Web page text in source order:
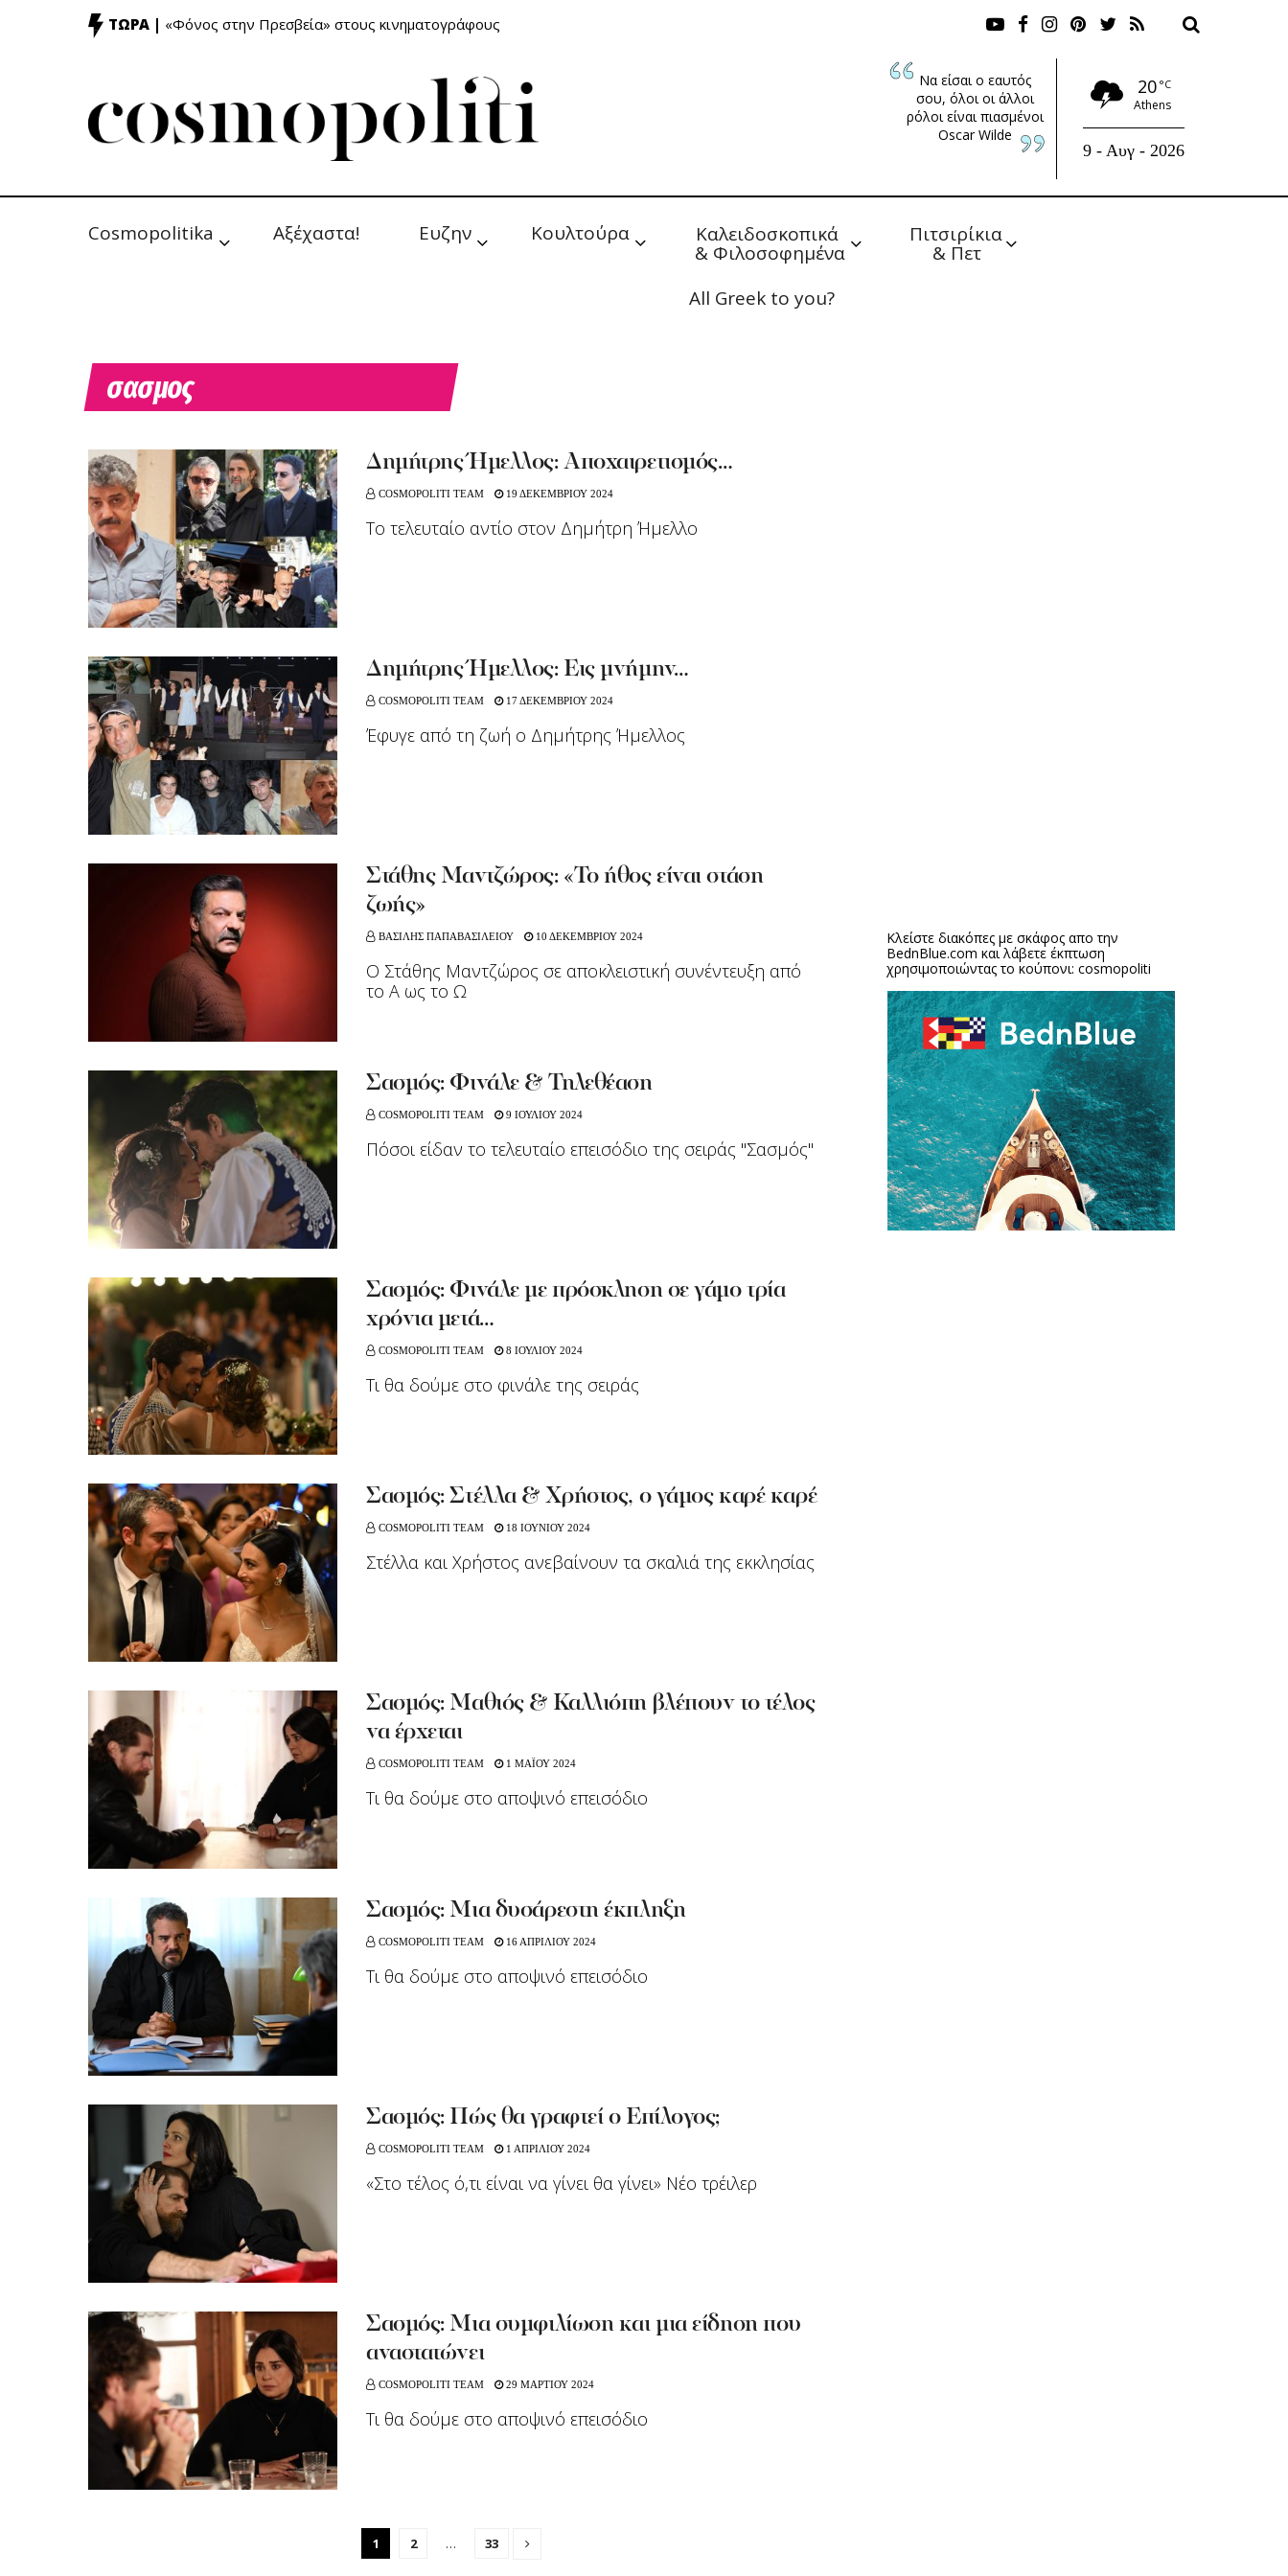
ΤΩΡΑ | «Φόνος στην Πρεσβεία» στους κινηματογράφους
Να είσαι ο εαυτός
σου, όλοι οι άλλοι
ρόλοι είναι πιασμένοι
Oscar Wilde
20 °C
Athens
9 - Αυγ - 2026
Cosmopolitika Αξέχαστα! Ευζην Κουλτούρα Καλειδοσκοπικά
& Φιλοσοφημένα
Πιτσιρίκια
& Πετ
All Greek to you?
σασμος
Δημήτρης Ήμελλος: Αποχαιρετισμός…
COSMOPOLITI TEAM 19 ΔΕΚΕΜΒΡΙΟΥ 2024
To τελευταίο αντίο στον Δημήτρη Ήμελλο
Δημήτρης Ήμελλος: Εις μνήμην…
COSMOPOLITI TEAM 17 ΔΕΚΕΜΒΡΙΟΥ 2024
Έφυγε από τη ζωή ο Δημήτρης Ήμελλος
Στάθης Μαντζώρος: «Το ήθος είναι στάση
ζωής»
ΒΑΣΙΛΗΣ ΠΑΠΑΒΑΣΙΛΕΙΟΥ 10 ΔΕΚΕΜΒΡΙΟΥ 2024
O Στάθης Μαντζώρος σε αποκλειστική συνέντευξη από
το Α ως το Ω
Σασμός: Φινάλε & Τηλεθέαση
COSMOPOLITI TEAM 9 ΙΟΥΛΙΟΥ 2024
Πόσοι είδαν το τελευταίο επεισόδιο της σειράς "Σασμός"
Σασμός: Φινάλε με πρόσκληση σε γάμο τρία
χρόνια μετά…
COSMOPOLITI TEAM 8 ΙΟΥΛΙΟΥ 2024
Tι θα δούμε στο φινάλε της σειράς
Σασμός: Στέλλα & Χρήστος, ο γάμος καρέ καρέ
COSMOPOLITI TEAM 18 ΙΟΥΝΙΟΥ 2024
Στέλλα και Χρήστος ανεβαίνουν τα σκαλιά της εκκλησίας
Σασμός: Μαθιός & Καλλιόπη βλέπουν το τέλος
να έρχεται
COSMOPOLITI TEAM 1 ΜΑΪΟΥ 2024
Τι θα δούμε στο αποψινό επεισόδιο
Σασμός: Μια δυσάρεστη έκπληξη
COSMOPOLITI TEAM 16 ΑΠΡΙΛΙΟΥ 2024
Tι θα δούμε στο αποψινό επεισόδιο
Σασμός: Πώς θα γραφτεί ο Επίλογος;
COSMOPOLITI TEAM 1 ΑΠΡΙΛΙΟΥ 2024
«Στο τέλος ό,τι είναι να γίνει θα γίνει» Νέο τρέιλερ
Σασμός: Μια συμφιλίωση και μια είδηση που
αναστατώνει
COSMOPOLITI TEAM 29 ΜΑΡΤΙΟΥ 2024
Tι θα δούμε στο αποψινό επεισόδιο
1 2 … 33
Κλείστε διακόπες με σκάφος απο την
BednBlue.com και λάβετε έκπτωση
χρησιμοποιώντας το κούπονι: cosmopoliti